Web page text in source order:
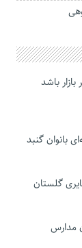
باشد
بانوان گنبد
گلستان
مدارس